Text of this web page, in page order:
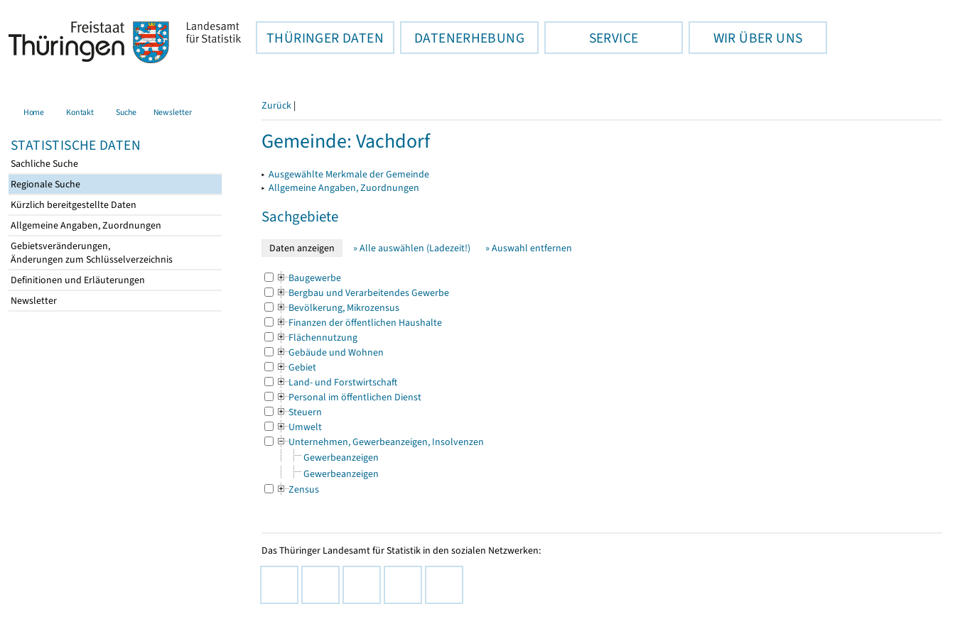
THÜRINGER DATEN DATENERHEBUNG SERVICE WIR ÜBER UNS
Home Kontakt Suche Newsletter
STATISTISCHE DATEN
Sachliche Suche
Regionale Suche
Kürzlich bereitgestellte Daten
Allgemeine Angaben, Zuordnungen
Gebietsveränderungen,
Änderungen zum Schlüsselverzeichnis
Definitionen und Erläuterungen
Newsletter
Zurück |
Gemeinde: Vachdorf
▸ Ausgewählte Merkmale der Gemeinde
▸ Allgemeine Angaben, Zuordnungen
Sachgebiete
» Alle auswählen (Ladezeit!) » Auswahl entfernen
Baugewerbe
Bergbau und Verarbeitendes Gewerbe
Bevölkerung, Mikrozensus
Finanzen der öffentlichen Haushalte
Flächennutzung
Gebäude und Wohnen
Gebiet
Land- und Forstwirtschaft
Personal im öffentlichen Dienst
Steuern
Umwelt
Unternehmen, Gewerbeanzeigen, Insolvenzen
Gewerbeanzeigen
Gewerbeanzeigen
Zensus
Das Thüringer Landesamt für Statistik in den sozialen Netzwerken: